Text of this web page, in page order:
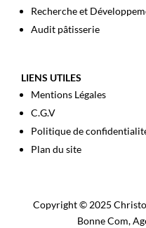
Recherche et
Audit pâtisserie
LIENS UTILES
Mentions Légales
C.G.V
Politique de
Plan du site
Copyright © 2025
Bonne Com,